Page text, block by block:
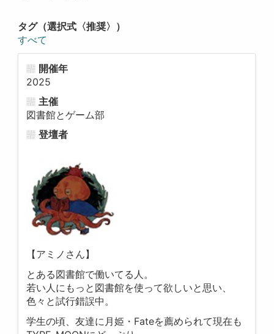
タグ（選択式〈推奨〉）
すべて
開催年
2025
主催
図書館とゲーム部
登壇者
【アミノさん】
とある図書館で働いてる人。
若い人にもっと図書館を使って欲しいと思い、
色々と試行錯誤中。
学生の頃、友達に月姫・Fateを薦められて現在も